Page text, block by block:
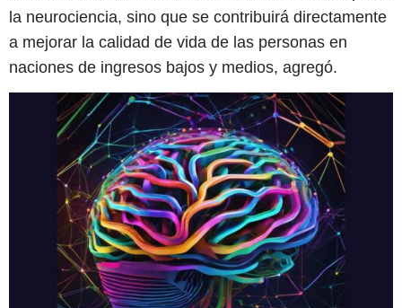
la neurociencia, sino que se contribuirá directamente
a mejorar la calidad de vida de las personas en
naciones de ingresos bajos y medios, agregó.